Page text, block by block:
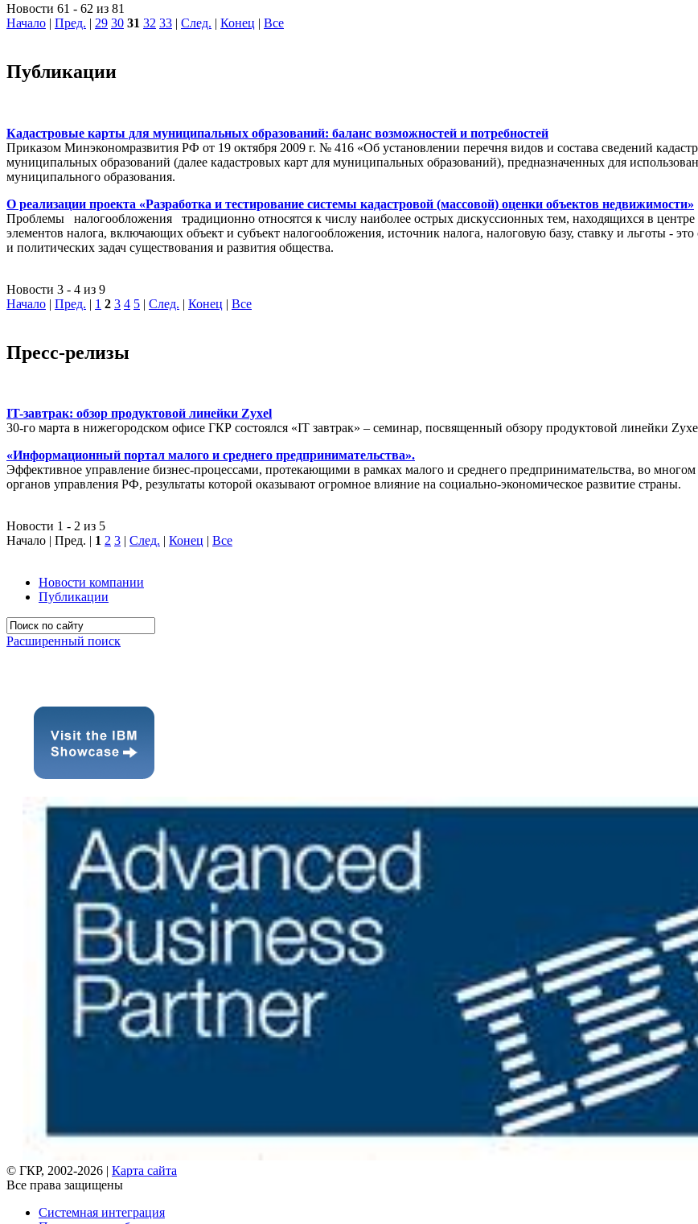
Новости 61 - 62 из 81
Начало | Пред. | 29 30 31 32 33 | След. | Конец | Все
Публикации
Кадастровые карты для муниципальных образований: баланс возможностей и потребностей
Приказом Минэкономразвития РФ от 19 октября 2009 г. № 416 «Об установлении перечня видов и состава сведений
муниципальных образований (далее кадастровых карт для муниципальных образований), предназначенных для
муниципального образования.
О реализации проекта «Разработка и тестирование системы кадастровой (массовой) оценки объектов недвижимости»
Проблемы налогообложения традиционно относятся к числу наиболее острых дискуссионных тем, находящихся в
элементов налога, включающих объект и субъект налогообложения, источник налога, налоговую базу, ставку и льготы -
и политических задач существования и развития общества.
Новости 3 - 4 из 9
Начало | Пред. | 1 2 3 4 5 | След. | Конец | Все
Пресс-релизы
IT-завтрак: обзор продуктовой линейки Zyxel
30-го марта в нижегородском офисе ГКР состоялся «IT завтрак» – семинар, посвященный обзору продуктовой линейки
«Информационный портал малого и среднего предпринимательства».
Эффективное управление бизнес-процессами, протекающими в рамках малого и среднего предпринимательства, во многом
органов управления РФ, результаты которой оказывают огромное влияние на социально-экономическое развитие страны.
Новости 1 - 2 из 5
Начало | Пред. | 1 2 3 | След. | Конец | Все
Новости компании
Публикации
Расширенный поиск
© ГКР, 2002-2026 | Карта сайта
Все права защищены
Системная интеграция